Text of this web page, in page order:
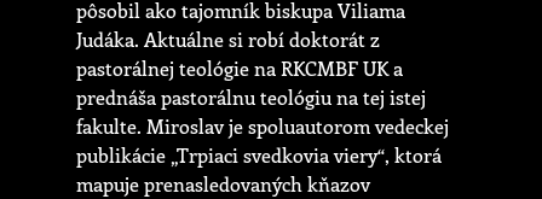
pôsobil ako tajomník biskupa Viliama
Judáka. Aktuálne si robí doktorát z
pastorálnej teológie na RKCMBF UK a
prednáša pastorálnu teológiu na tej istej
fakulte. Miroslav je spoluautorom vedeckej
publikácie „Trpiaci svedkovia viery“, ktorá
mapuje prenasledovaných kňazov